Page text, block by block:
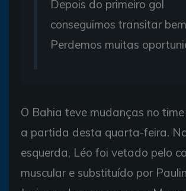
Depois do primeiro gol
conseguimos transitar
Perdemos muitas
O Bahia teve mudanças no
a partida desta quarta-feira.
esquerda, Léo foi vetado pelo
muscular e substituído por